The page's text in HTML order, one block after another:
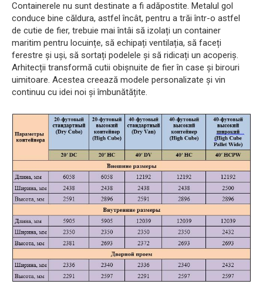
Containerele nu sunt destinate a fi adăpostite. Metalul gol
conduce bine căldura, astfel încât, pentru a trăi într-o astfel
de cutie de fier, trebuie mai întâi să izolați un container
maritim pentru locuințe, să echipați ventilația, să faceți
ferestre și uși, să sortați podelele și să ridicați un acoperiș.
Arhitecții transformă cutii obișnuite de fier în case și birouri
uimitoare. Acestea creează modele personalizate și vin
continuu cu idei noi și îmbunătățite.